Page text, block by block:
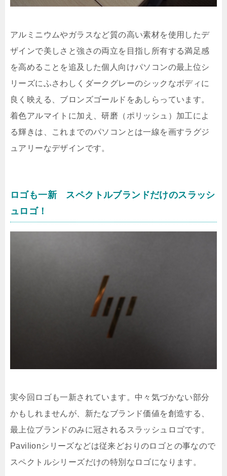
アルミニウムやガラスなど質の高い素材を使用したデ
ザインで美しさと強さの両立を目指し所有する満足感
を高めることを追及した個人向けパソコンの最上位シ
リーズにふさわしくダークグレーのシックなボディに
良く映える、ブロンズゴールドをあしらっています。
着色アルマイトに加え、研磨（ポリッシュ）加工によ
る輝きは、これまでのパソコンとは一線を画すラグジ
ュアリーなデザインです。
ロゴも一新 スペクトルブランドだけのスラッシ
ュロゴ！
実今回ロゴも一新されています。中々気づかない部分
かもしれませんが、新たなブランド価値を創造する、
最上位ブランドのみに冠されるスラッシュロゴです。
Pavilionシリーズなどは従来どおりのロゴとの事なので
スペクトルシリーズだけの特別なロゴになります。